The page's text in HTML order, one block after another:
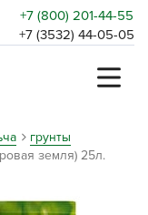
+7 (800) 201-44-55
+7 (3532) 44-05-05
грунты
земля) 25л.